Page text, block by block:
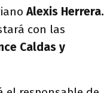
Alexis Herrera.
con las
Caldas y